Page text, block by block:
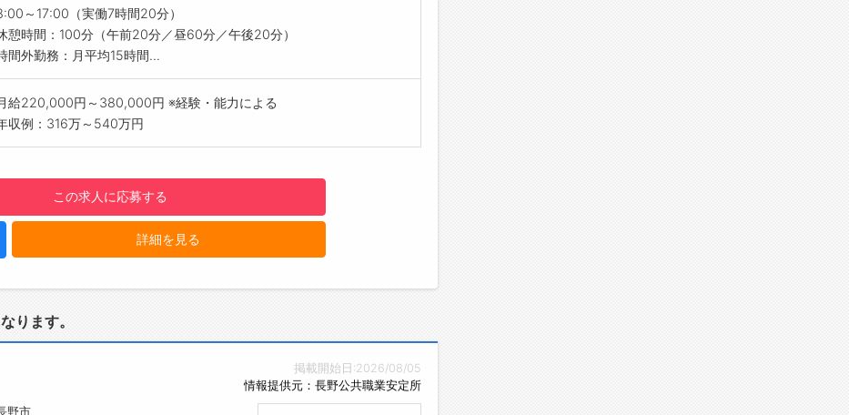
在は主に大手ゼネコン向けの鉄骨製品の製造を行っています。
計→製作→検査→納品という流れで、日々高い品質の製品を安定供給
きる体制にあります
製図ソフトを使って建物をデータ上で組み、それぞれのデータを図面に
いています。
建物は大きいほど基準が厳しく複雑となることから、構成や加工方法を
達成感は他には代えがたいものがあります。
【変更の範囲】
業の定める業務
～17:00（実働7時間20分）
憩時間：100分（午前20分／昼60分／午後20分）
間外勤務：月平均15時間...
給220,000円～380,000円 ※経験・能力による
収例：316万～540万円
この求人に応募する
詳細を見る
ります。
掲載開始日:2026/08/05
情報提供元：長野公共職業安定所
野市